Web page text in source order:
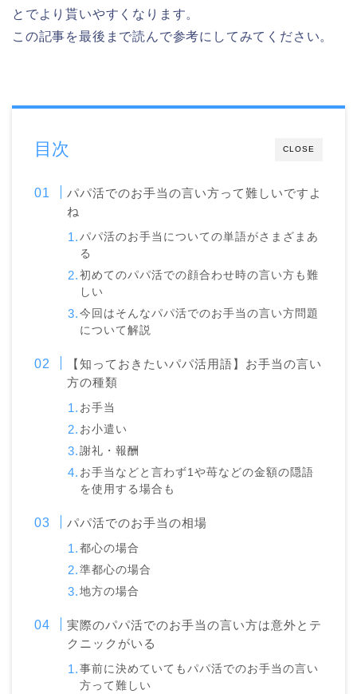
とでより貰いやすくなります。
この記事を最後まで読んで参考にしてみてください。
CLOSE
目次
パパ活でのお手当の言い方って難しいですよ
ね
パパ活のお手当についての単語がさまざまあ
る
初めてのパパ活での顔合わせ時の言い方も難
しい
今回はそんなパパ活でのお手当の言い方問題
について解説
【知っておきたいパパ活用語】お手当の言い
方の種類
お手当
お小遣い
謝礼・報酬
お手当などと言わず1や苺などの金額の隠語
を使用する場合も
パパ活でのお手当の相場
都心の場合
準都心の場合
地方の場合
実際のパパ活でのお手当の言い方は意外とテ
クニックがいる
事前に決めていてもパパ活でのお手当の言い
方って難しい